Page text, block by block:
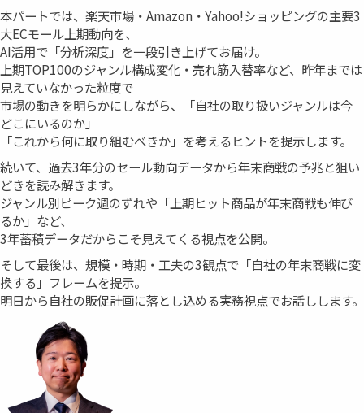
本パートでは、楽天市場・Amazon・Yahoo!ショッピングの主要3
大ECモール上期動向を、
AI活用で「分析深度」を一段引き上げてお届け。
上期TOP100のジャンル構成変化・売れ筋入替率など、昨年までは
見えていなかった粒度で
市場の動きを明らかにしながら、「自社の取り扱いジャンルは今
どこにいるのか」
「これから何に取り組むべきか」を考えるヒントを提示します。
続いて、過去3年分のセール動向データから年末商戦の予兆と狙い
どきを読み解きます。
ジャンル別ピーク週のずれや「上期ヒット商品が年末商戦も伸び
るか」など、
3年蓄積データだからこそ見えてくる視点を公開。
そして最後は、規模・時期・工夫の3観点で「自社の年末商戦に変
換する」フレームを提示。
明日から自社の販促計画に落とし込める実務視点でお話しします。